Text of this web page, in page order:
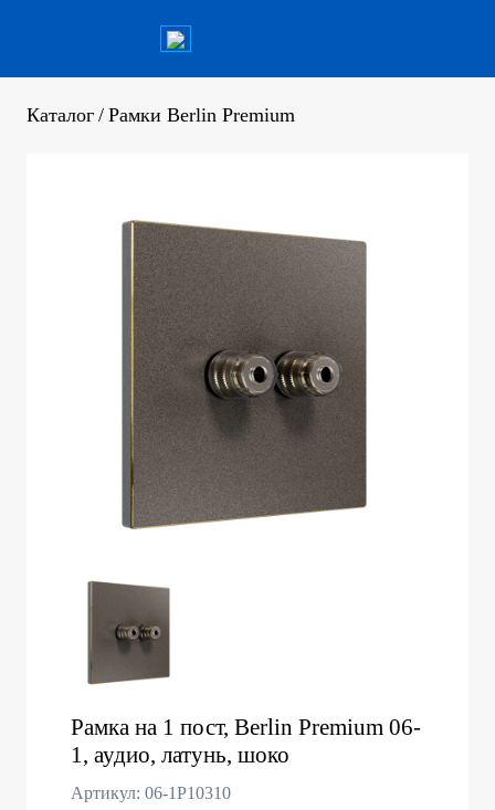
Каталог / Рамки Berlin Premium
Рамка на 1 пост, Berlin Premium 06-
1, аудио, латунь, шоко
Артикул: 06-1P10310